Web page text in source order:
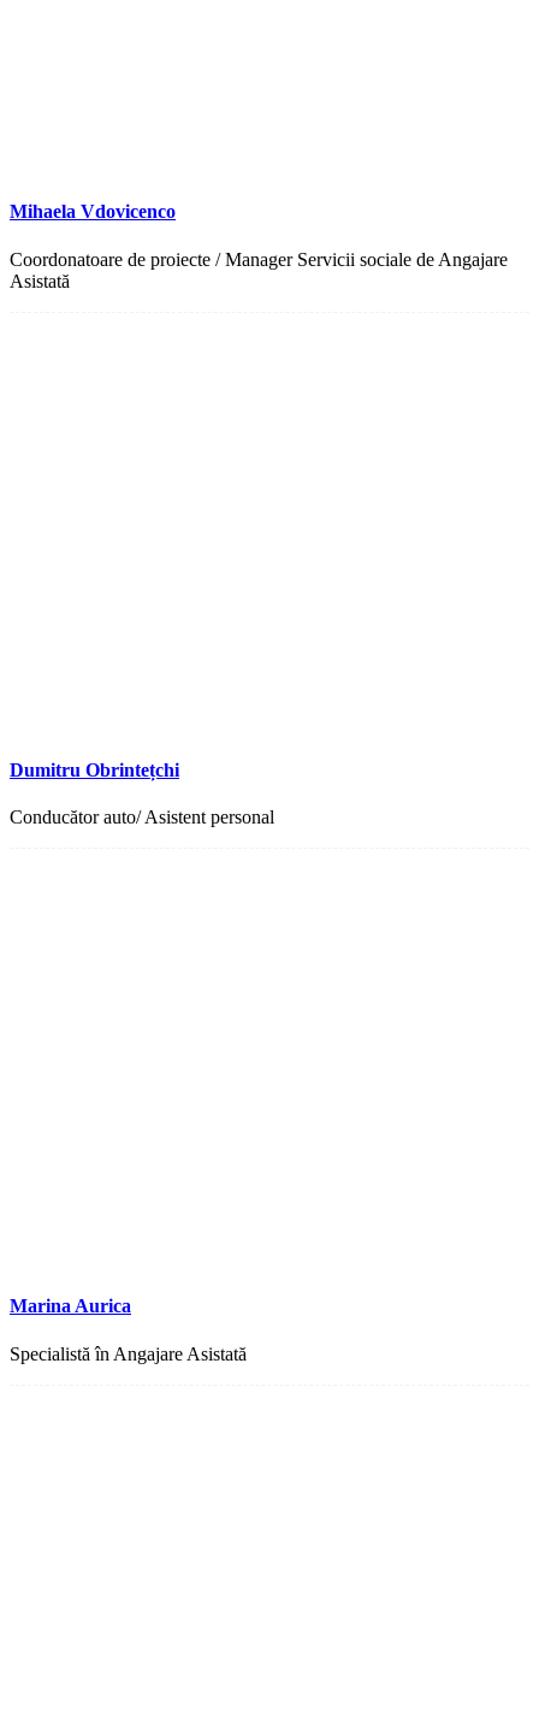
Mihaela Vdovicenco
Coordonatoare de proiecte / Manager Servicii sociale de Angajare
Asistată
Dumitru Obrintețchi
Conducător auto/ Asistent personal
Marina Aurica
Specialistă în Angajare Asistată